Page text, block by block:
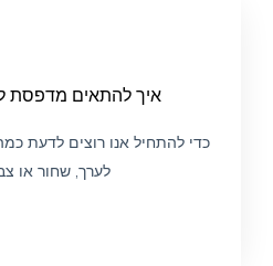
איך להתאים מדפסת
כדי להתחיל אנו רוצים לדעת
לערך, שחור או
הצג